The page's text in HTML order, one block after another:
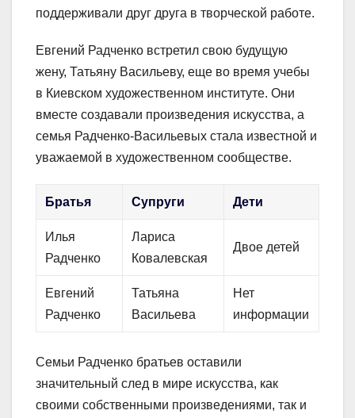
поддерживали друг друга в творческой работе.
Евгений Радченко встретил свою будущую
жену, Татьяну Васильеву, еще во время учебы
в Киевском художественном институте. Они
вместе создавали произведения искусства, а
семья Радченко-Васильевых стала известной и
уважаемой в художественном сообществе.
Братья Супруги Дети
Илья
Радченко
Лариса
Ковалевская
Двое детей
Евгений
Радченко
Татьяна
Васильева
Нет
информации
Семьи Радченко братьев оставили
значительный след в мире искусства, как
своими собственными произведениями, так и